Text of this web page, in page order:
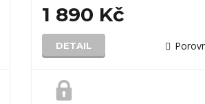
1 890 Kč
DETAIL